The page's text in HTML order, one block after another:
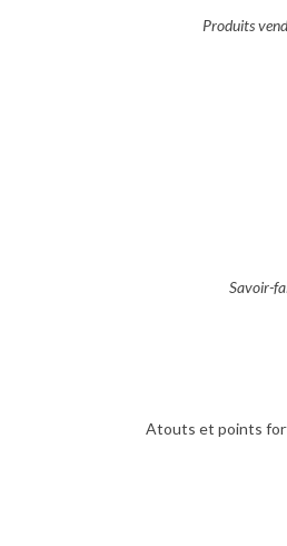
Produits
Savoir-
Atouts et points